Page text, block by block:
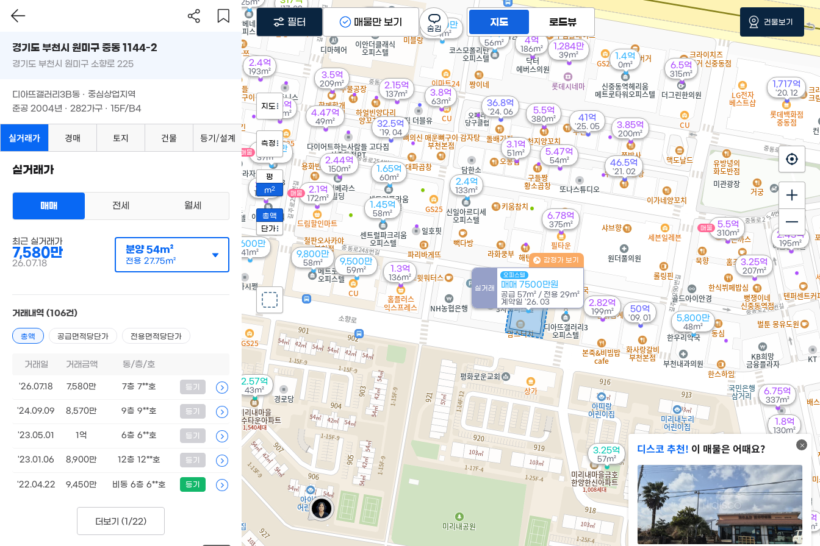
5.5억
310m²
매물
감정가 보기
실거래
오피스텔
매매 7500만원
공급 57m² / 전용 29m²
계약일 '26. 03
7,600만
41m²
2.57억
43m²
9,500만
54m²
2.1억
172m²
매물
9,800만
58m²
3.25억
57m²
5,800만
48m²
1.65억
60m²
228m²
6,100만
37m²
매물
1.45억
58m²
5.47억
54m²
6.5억
315m²
2.4억
133m²
1억
56m²
1.8억
130m²
125m²
5.3억
310m²
41억
'25. 05
36.8억
'24. 06
2.44억
150m²
3.25억
207m²
9,500만
59m²
1.4억
0m²
3.85억
200m²
3.9억
193m²
4억
186m²
2.82억
199m²
6.78억
375m²
2.9억
65m²
6.75억
337m²
4.47억
49m²
46.5억
'21. 02
1,717억
'20. 12
3.1억
51m²
2.4억
193m² 3.5억
209m²
4.15억
303m²
2.43억
195m²
32.5억
'19. 04
1,284만
39m²
2.15억
137m²
'17. 03
5.5억
380m²
1.3억
136m²
3.8억
63m²
50억
'09. 01
디스코 추천! 이 매물은 어때요?
지도 로드뷰
지도
측정
평
m2
총액
단가
필터 매물만 보기 건물보기
경기도 부천시 원미구 중동 1144-2
경기도 부천시 원미구 소향로 225
디아뜨갤러리3B동 · 중심상업지역
준공 2004년 · 282가구 · 15F/B4
실거래가 경매 토지 건물 등기/설계
실거래가
매매 전세 월세
최근 실거래가
7,580만
26.07.18
분양54m²
전용 27.75m²
거래내역 (106건)
총액 공급면적당단가 전용면적당단가
거래일 거래금액 동/층/호
'26.07.18 7,580만 7층 7**호 등기
'24.09.09 8,570만 9층 9**호 등기
'23.05.01 1억 6층 6**호 등기
'23.01.06 8,900만 12층 12**호 등기
'22.04.22 9,450만 비동 6층 6**호 등기
더보기 (1/22)